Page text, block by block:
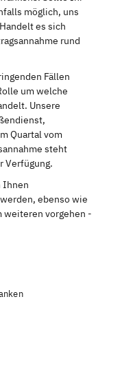
möglich, uns
es sich
rund
Fällen
um welche
Unsere
Quartal vom
steht
Verfügung.
Ihnen
ebenso wie
weiteren vorgehen -